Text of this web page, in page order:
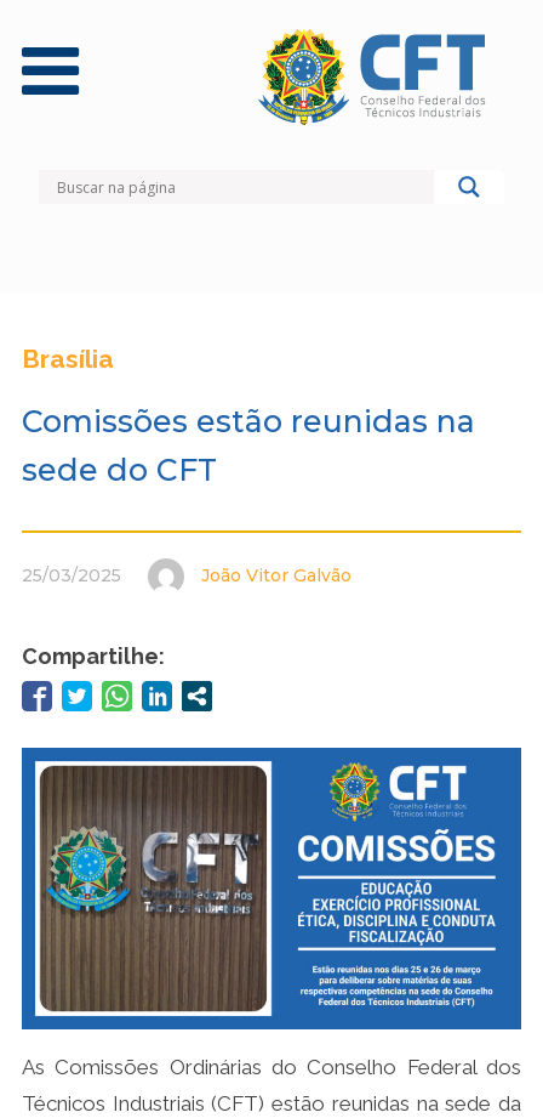
Brasília
Comissões estão reunidas na
sede do CFT
25/03/2025 João Vitor Galvão
Compartilhe:
As Comissões Ordinárias do Conselho Federal dos
Técnicos Industriais (CFT) estão reunidas na sede da